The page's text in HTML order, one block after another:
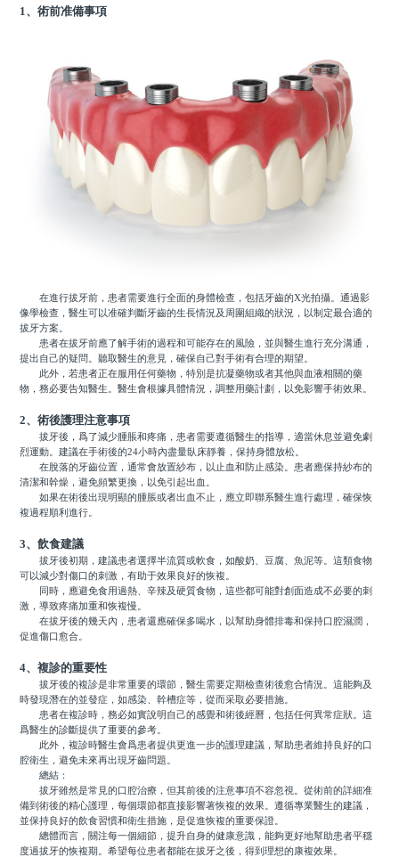
1、術前准備事項
在進行拔牙前，患者需要進行全面的身體檢查，包括牙齒的X光拍攝。通過影
像學檢查，醫生可以准確判斷牙齒的生長情況及周圍組織的狀況，以制定最合適的
拔牙方案。
患者在拔牙前應了解手術的過程和可能存在的風險，並與醫生進行充分溝通，
提出自己的疑問。聽取醫生的意見，確保自己對手術有合理的期望。
此外，若患者正在服用任何藥物，特別是抗凝藥物或者其他與血液相關的藥
物，務必要告知醫生。醫生會根據具體情況，調整用藥計劃，以免影響手術效果。
2、術後護理注意事項
拔牙後，爲了減少腫脹和疼痛，患者需要遵循醫生的指導，適當休息並避免劇
烈運動。建議在手術後的24小時內盡量臥床靜養，保持身體放松。
在脫落的牙齒位置，通常會放置紗布，以止血和防止感染。患者應保持紗布的
清潔和幹燥，避免頻繁更換，以免引起出血。
如果在術後出現明顯的腫脹或者出血不止，應立即聯系醫生進行處理，確保恢
複過程順利進行。
3、飲食建議
拔牙後初期，建議患者選擇半流質或軟食，如酸奶、豆腐、魚泥等。這類食物
可以減少對傷口的刺激，有助于效果良好的恢複。
同時，應避免食用過熱、辛辣及硬質食物，這些都可能對創面造成不必要的刺
激，導致疼痛加重和恢複慢。
在拔牙後的幾天內，患者還應確保多喝水，以幫助身體排毒和保持口腔濕潤，
促進傷口愈合。
4、複診的重要性
拔牙後的複診是非常重要的環節，醫生需要定期檢查術後愈合情況。這能夠及
時發現潛在的並發症，如感染、幹槽症等，從而采取必要措施。
患者在複診時，務必如實說明自己的感覺和術後經曆，包括任何異常症狀。這
爲醫生的診斷提供了重要的參考。
此外，複診時醫生會爲患者提供更進一步的護理建議，幫助患者維持良好的口
腔衛生，避免未來再出現牙齒問題。
總結：
拔牙雖然是常見的口腔治療，但其前後的注意事項不容忽視。從術前的詳細准
備到術後的精心護理，每個環節都直接影響著恢複的效果。遵循專業醫生的建議，
並保持良好的飲食習慣和衛生措施，是促進恢複的重要保證。
總體而言，關注每一個細節，提升自身的健康意識，能夠更好地幫助患者平穩
度過拔牙的恢複期。希望每位患者都能在拔牙之後，得到理想的康複效果。